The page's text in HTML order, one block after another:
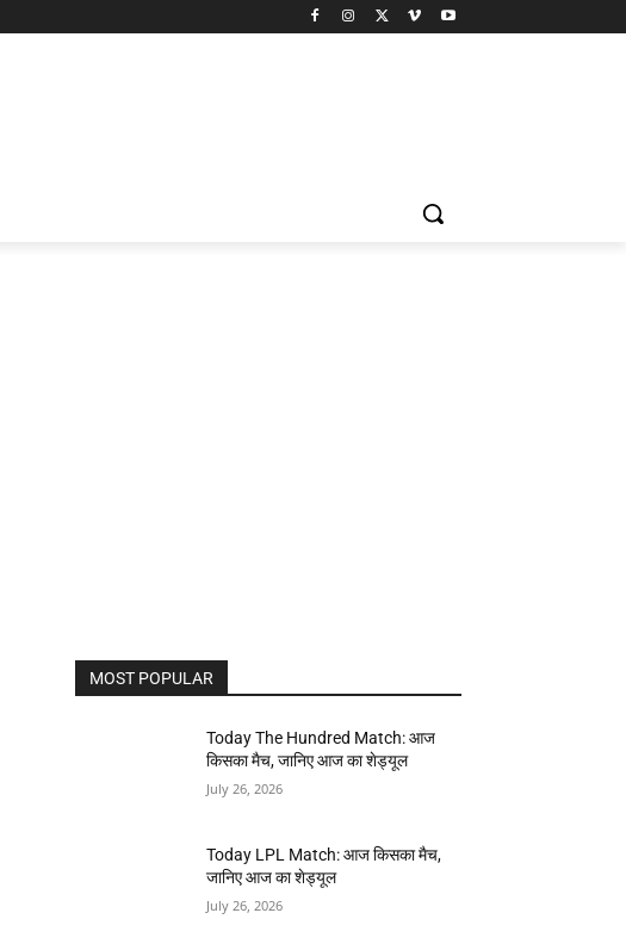
MOST POPULAR
Today The Hundred Match: आज
किसका मैच, जानिए आज का शेड्यूल
July 26, 2026
Today LPL Match: आज किसका मैच,
जानिए आज का शेड्यूल
July 26, 2026